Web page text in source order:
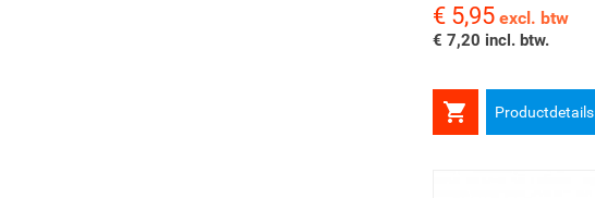
Prijs
€ 5,95 excl. btw
€ 7,20 incl. btw.
 Productdetails